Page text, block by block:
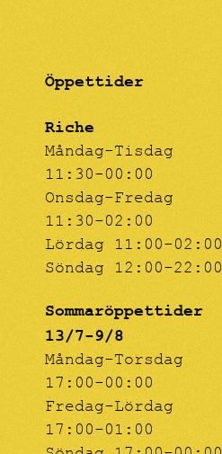
Öppettider
Riche
Måndag-Tisdag
11:30-00:00
Onsdag-Fredag
11:30-02:00
Lördag 11:00-02:00
Söndag 12:00-22:00
Sommaröppettider
13/7-9/8
Måndag-Torsdag
17:00-00:00
Fredag-Lördag
17:00-01:00